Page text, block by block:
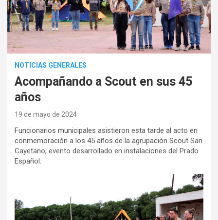
NOTICIAS GENERALES
Acompañando a Scout en sus 45
años
19 de mayo de 2024
Funcionarios municipales asistieron esta tarde al acto en
conmemoración a los 45 años de la agrupación Scout San
Cayetano, evento desarrollado en instalaciones del Prado
Español.